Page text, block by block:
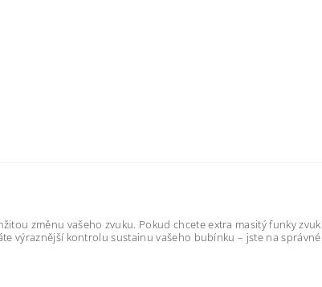
změnu vašeho zvuku. Pokud chcete extra masitý funky
výraznější kontrolu sustainu vašeho bubínku – jste na